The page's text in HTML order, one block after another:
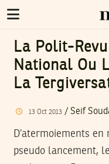
La Polit-
National Ou
La
13 Oct 2013/ Seif
D’atermoiements
pseudo lancement,